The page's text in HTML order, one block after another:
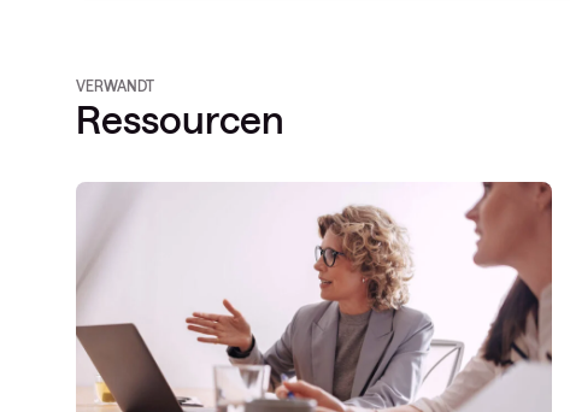
VERWANDT
Ressourcen